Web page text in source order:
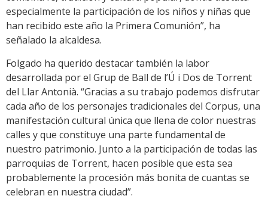
especialmente la participación de los niños y niñas que
han recibido este año la Primera Comunión”, ha
señalado la alcaldesa.
Folgado ha querido destacar también la labor
desarrollada por el Grup de Ball de l’Ú i Dos de Torrent
del Llar Antonià. “Gracias a su trabajo podemos disfrutar
cada año de los personajes tradicionales del Corpus, una
manifestación cultural única que llena de color nuestras
calles y que constituye una parte fundamental de
nuestro patrimonio. Junto a la participación de todas las
parroquias de Torrent, hacen posible que esta sea
probablemente la procesión más bonita de cuantas se
celebran en nuestra ciudad”.